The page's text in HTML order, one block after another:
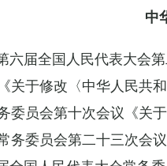
中
六届全国人民代表大会
关于修改〈中华人民共
委员会第十次会议《关
务委员会第二十三次会